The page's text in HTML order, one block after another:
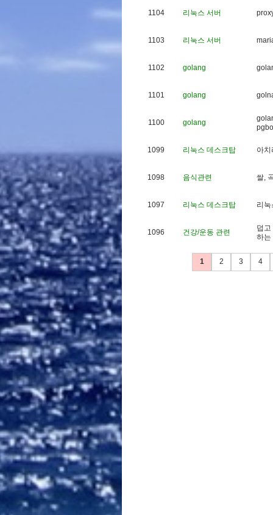
1104 리눅스 서버 prox
1103 리눅스 서버 mari
1102 golang go a
1101 golang go n
1100 golang go a
pgbo
1099 리눅스 데스크탑 아치
1098 음식관련 쌀,
1097 리눅스 데스크탑 리 눅
1096 건강/운동 관련 덥 고
하는
1 2 3 4